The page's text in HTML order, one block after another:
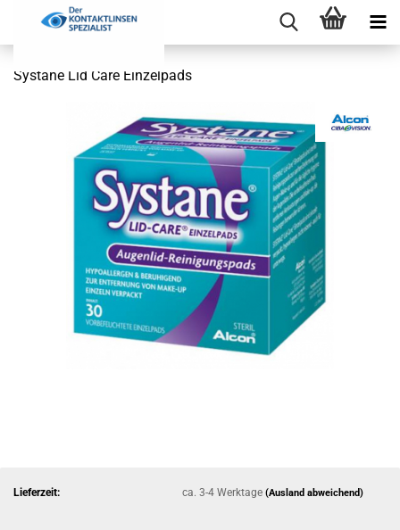
Systane Lid Care Einzelpads
Lieferzeit: ca. 3-4 Werktage(Ausland abweichend)